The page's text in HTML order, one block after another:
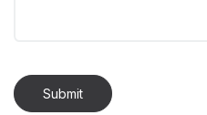
Submit